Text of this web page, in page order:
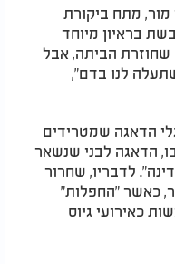
מור, מתח ביקורת
בראיון מיוחד
שחוזרת הביתה, אבל
לנו בדם",
הדאגה שמטרידים
הדאגה לבני שנשאר
לדבריו, שחרור
כאשר "החפלות"
כאירועי גיוס